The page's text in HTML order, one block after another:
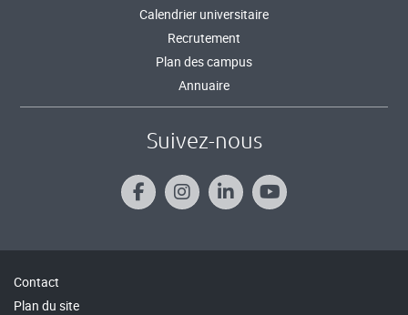
Calendrier universitaire
Recrutement
Plan des campus
Annuaire
Suivez-nous
Contact
Plan du site